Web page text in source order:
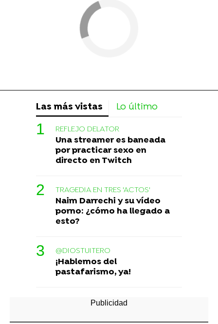
Las más vistas Lo último
REFLEJO DELATOR
Una streamer es baneada
por practicar sexo en
directo en Twitch
TRAGEDIA EN TRES 'ACTOS'
Naim Darrechi y su vídeo
porno: ¿cómo ha llegado a
esto?
@DIOSTUITERO
¡Hablemos del
pastafarismo, ya!